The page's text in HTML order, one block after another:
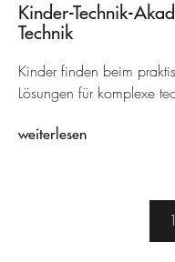
Kinder-Technik-
Technik
Kinder finden beim
Lösungen für komplexe
weiterlesen
1